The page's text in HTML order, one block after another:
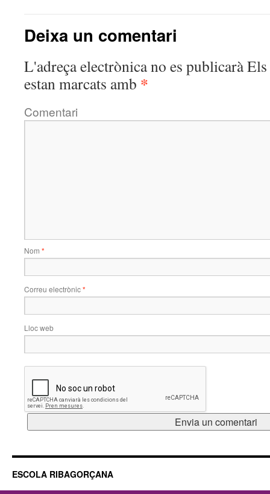
Deixa un comentari
L'adreça electrònica no es publicaràEls
estan marcats amb *
Comentari
Nom *
Correu electrònic*
Lloc web
ESCOLA RIBAGORÇANA